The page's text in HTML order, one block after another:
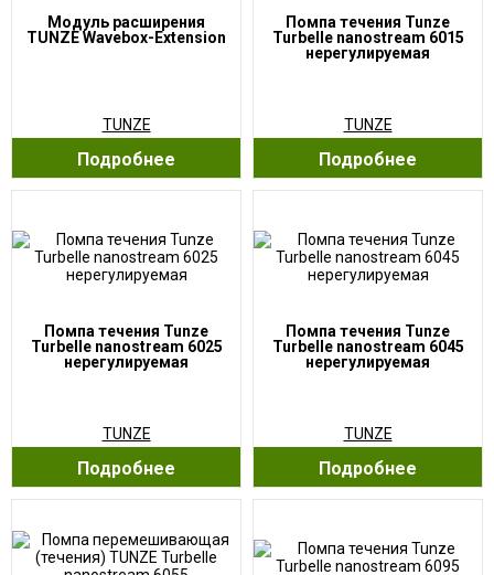
Модуль расширения
TUNZE Wavebox-Extension
TUNZE
Подробнее
Помпа течения Tunze
Turbelle nanostream 6015
нерегулируемая
TUNZE
Подробнее
Помпа течения Tunze
Turbelle nanostream 6025
нерегулируемая
TUNZE
Подробнее
Помпа течения Tunze
Turbelle nanostream 6045
нерегулируемая
TUNZE
Подробнее